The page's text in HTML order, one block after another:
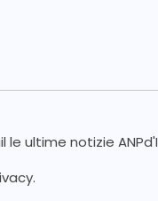
le ultime notizie ANPd'I
.